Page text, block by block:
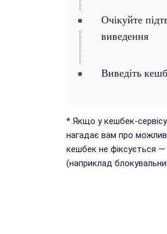
Очікуйте
виведення
Виведіть
* Якщо у кешбек-
нагадає вам про
кешбек не фіксується
(наприклад